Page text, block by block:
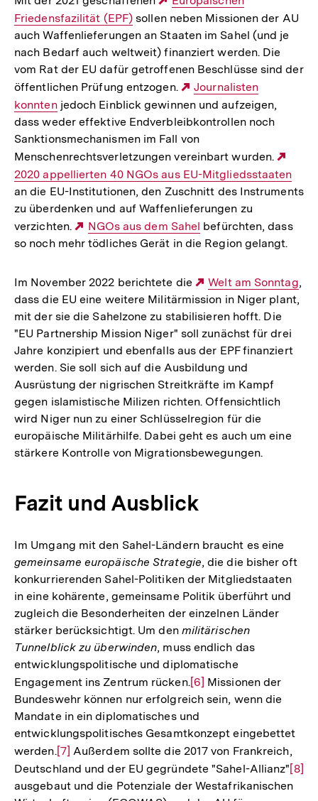
Link:
Friedensfazilität (EPF) sollen neben Missionen der AU
auch Waffenlieferungen an Staaten im Sahel (und je
nach Bedarf auch weltweit) finanziert werden. Die
vom Rat der EU dafür getroffenen Beschlüsse sind der
öffentlichen Prüfung entzogen.
Externer
Link:
Journalisten
konntenjedoch Einblick gewinnen und aufzeigen,
dass weder effektive Endverbleibkontrollen noch
Sanktionsmechanismen im Fall von
Menschenrechtsverletzungen vereinbart wurden.
Link:
2020 appellierten 40 NGOs aus EU-Mitgliedsstaaten
an die EU-Institutionen, den Zuschnitt des Instruments
zu überdenken und auf Waffenlieferungen zu
verzichten.
Externer
Link:
NGOs aus dem Sahel befürchten, dass
so noch mehr tödliches Gerät in die Region gelangt.
Im November 2022 berichtete die
Externer
Link:
Welt am Sonntag,
dass die EU eine weitere Militärmission in Niger plant,
mit der sie die Sahelzone zu stabilisieren hofft. Die
"EU Partnership Mission Niger" soll zunächst für drei
Jahre konzipiert und ebenfalls aus der EPF finanziert
werden. Sie soll sich auf die Ausbildung und
Ausrüstung der nigrischen Streitkräfte im Kampf
gegen islamistische Milizen richten. Offensichtlich
wird Niger nun zu einer Schlüsselregion für die
europäische Militärhilfe. Dabei geht es auch um eine
stärkere Kontrolle von Migrationsbewegungen.
Fazit und Ausblick
Im Umgang mit den Sahel-Ländern braucht es eine
gemeinsame europäische Strategie, die die bisher oft
konkurrierenden Sahel-Politiken der Mitgliedstaaten
in eine kohärente, gemeinsame Politik überführt und
zugleich die Besonderheiten der einzelnen Länder
stärker berücksichtigt. Um den militärischen
Tunnelblick zu überwinden, muss endlich das
entwicklungspolitische und diplomatische
Engagement ins Zentrum rücken.Zur
Auflösung
der
Fußnote
[6] Missionen der
Bundeswehr können nur erfolgreich sein, wenn die
Mandate in ein diplomatisches und
entwicklungspolitisches Gesamtkonzept eingebettet
werden.Zur
Auflösung
der
[7] Außerdem sollte die 2017 von Frankreich,
Deutschland und der EU gegründete "Sahel-Allianz"Zur
[8]
ausgebaut und die Potenziale der Westafrikanischen